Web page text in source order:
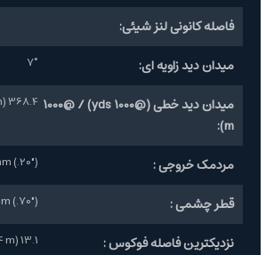
فاصله کانونی لنز شیئی:
میدان دید زاویه ای:
7°
میدان دید خطی (@1000 yds) / @1000
m):
368.4 ft (122.8 m)
مردمک خروجی : (.20")
قطر چشمی : (.70")
نزدیکترین فاصله فوکوس : 13.1 ft (4 m)